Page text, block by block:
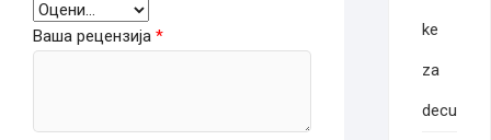
Ваша рецензија * ke
za
decu